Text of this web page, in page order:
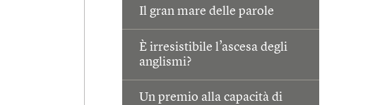
Il gran mare delle parole
È irresistibile l’ascesa degli
anglismi?
Un premio alla capacità di